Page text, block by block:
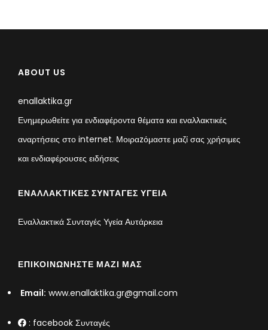
ABOUT US
enallaktika.gr
Ενημερωθείτε για ενδιαφέροντα θέματα και εναλλακτικές
αναρτήσεις στο internet. Μοιραzόμαστε μαζί σας χρήσιμες
και ενδιαφέρουσες ειδήσεις
ΕΝΑΛΛΑΚΤΙΚΈΣ ΣΥΝΤΑΓΈΣ ΥΓΕΊΑ
Εναλλακτικά Συνταγές Υγεία Αυτάρκεια
ΕΠΙΚΟΙΝΩΝΉΣΤΕ ΜΑΖΊ ΜΑΣ
Email: www.enallaktika.gr@gmail.com
: facebook Συνταγές